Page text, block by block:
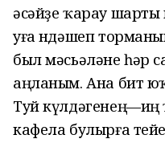
әсәйҙе ҡарау шарты
уға өндәшеп
был мәсьәләне һәр
аңланым. Ана бит
Туй
кафела булырға